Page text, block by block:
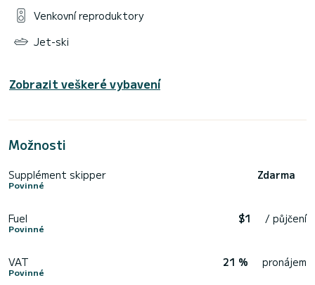
Venkovní reproduktory
Jet-ski
Zobrazit veškeré vybavení
Možnosti
Supplément skipper
Povinné
Zdarma
Fuel
Povinné
$1 / půjčení
VAT
Povinné
21 % pronájem